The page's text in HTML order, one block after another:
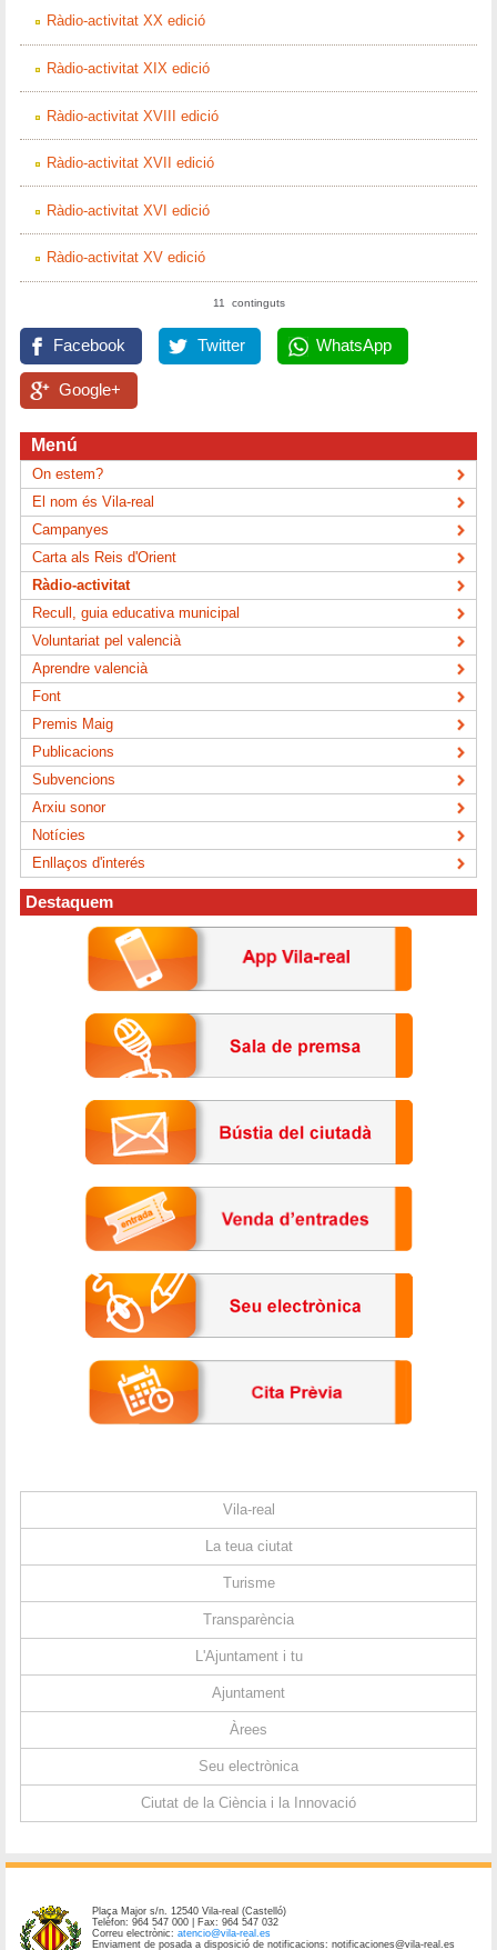
Ràdio-activitat XX edició
Ràdio-activitat XIX edició
Ràdio-activitat XVIII edició
Ràdio-activitat XVII edició
Ràdio-activitat XVI edició
Ràdio-activitat XV edició
11 continguts
Facebook Twitter WhatsApp
Google+
Menú
On estem?
El nom és Vila-real
Campanyes
Carta als Reis d'Orient
Ràdio-activitat
Recull, guia educativa municipal
Voluntariat pel valencià
Aprendre valencià
Font
Premis Maig
Publicacions
Subvencions
Arxiu sonor
Notícies
Enllaços d'interés
Destaquem
Vila-real
La teua ciutat
Turisme
Transparència
L'Ajuntament i tu
Ajuntament
Àrees
Seu electrònica
Ciutat de la Ciència i la Innovació
Plaça Major s/n. 12540 Vila-real (Castelló)
Telèfon: 964 547 000 | Fax: 964 547 032
Correu electrònic:atencio@vila-real.es
Enviament de posada a disposició de notificacions: notificaciones@vila-real.es